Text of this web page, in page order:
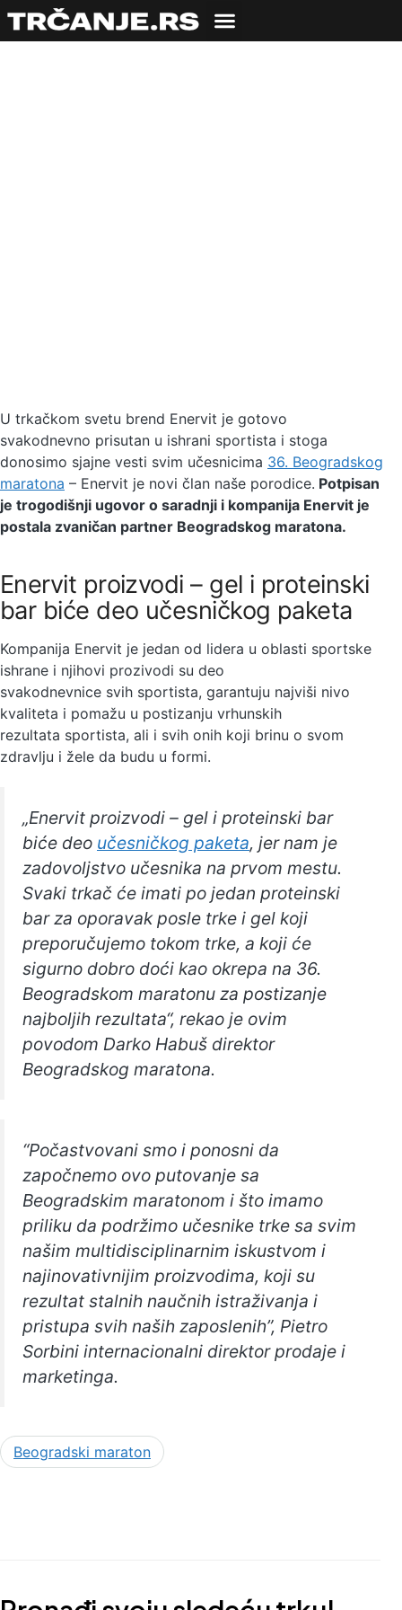
U trkačkom svetu brend Enervit je gotovo
svakodnevno prisutan u ishrani sportista i stoga
donosimo sjajne vesti svim učesnicima 36. Beogradskog
maratona – Enervit je novi član naše porodice. Potpisan
je trogodišnji ugovor o saradnji i kompanija Enervit je
postala zvaničan partner Beogradskog maratona.
Enervit proizvodi – gel i proteinski
bar biće deo učesničkog paketa
Kompanija Enervit je jedan od lidera u oblasti sportske
ishrane i njihovi prozivodi su deo
svakodnevnice svih sportista, garantuju najviši nivo
kvaliteta i pomažu u postizanju vrhunskih
rezultata sportista, ali i svih onih koji brinu o svom
zdravlju i žele da budu u formi.
„Enervit proizvodi – gel i proteinski bar
biće deo učesničkog paketa, jer nam je
zadovoljstvo učesnika na prvom mestu.
Svaki trkač će imati po jedan proteinski
bar za oporavak posle trke i gel koji
preporučujemo tokom trke, a koji će
sigurno dobro doći kao okrepa na 36.
Beogradskom maratonu za postizanje
najboljih rezultata“, rekao je ovim
povodom Darko Habuš direktor
Beogradskog maratona.
“Počastvovani smo i ponosni da
započnemo ovo putovanje sa
Beogradskim maratonom i što imamo
priliku da podržimo učesnike trke sa svim
našim multidisciplinarnim iskustvom i
najinovativnijim proizvodima, koji su
rezultat stalnih naučnih istraživanja i
pristupa svih naših zaposlenih”, Pietro
Sorbini internacionalni direktor prodaje i
marketinga.
Beogradski maraton